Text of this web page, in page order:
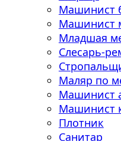
Машинист
Машинист
Младшая
Слесарь-
Маляр по
Машинист
Машинист
Плотник
Санитар